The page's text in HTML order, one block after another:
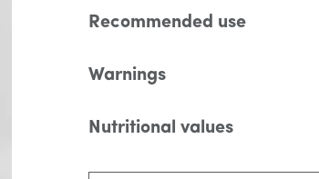
Recommended use
Warnings
Nutritional values